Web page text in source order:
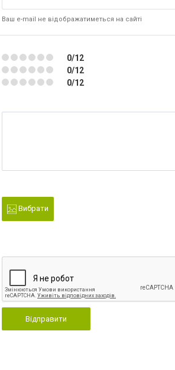
Ваш e-mail не відображатиметься на сайті
0/12
0/12
0/12
Вибрати
Відправити